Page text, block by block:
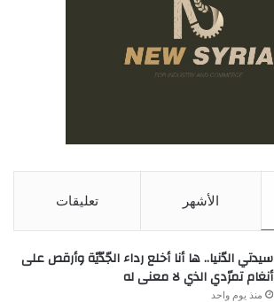
الأشهر تعليقات
سيدتي الدّنيا.. ها أنا أخلع رداء الجّدّيّة وأرقص على
أنغام تمرّدي الذي لا معنى له
منذ يوم واحد